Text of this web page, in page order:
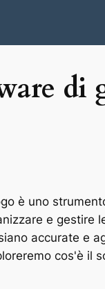
di
è uno
e gestire
accurate e
cos'è il